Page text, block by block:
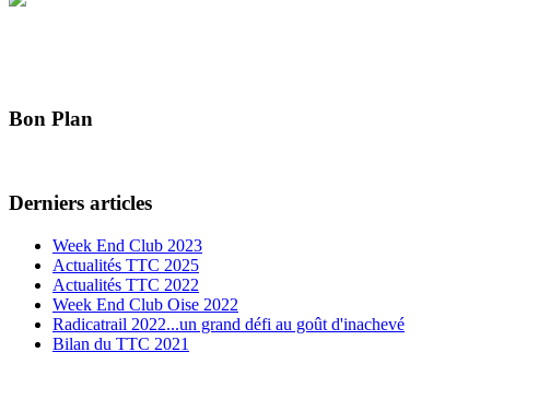
Bon Plan
Derniers articles
Week End Club 2023
Actualités TTC 2025
Actualités TTC 2022
Week End Club Oise 2022
Radicatrail 2022...un grand défi au goût d'inachevé
Bilan du TTC 2021